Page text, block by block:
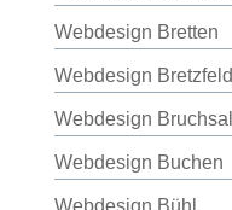
Webdesign Bretten
Webdesign Bretzfeld
Webdesign Bruchsal
Webdesign Buchen
Webdesign Bühl